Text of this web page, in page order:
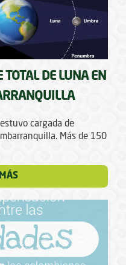
TOTAL DE LUNA EN
cargada de
Más de 150